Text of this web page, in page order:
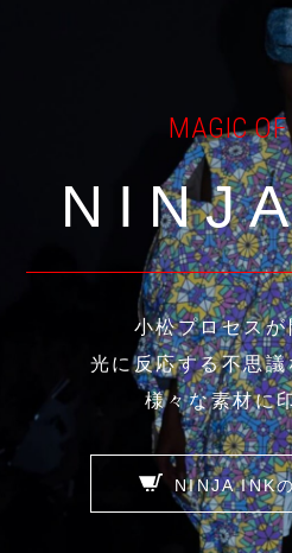
MAGIC
小松プロセス
光に反応する不思
様々な素材に
NINJA INK